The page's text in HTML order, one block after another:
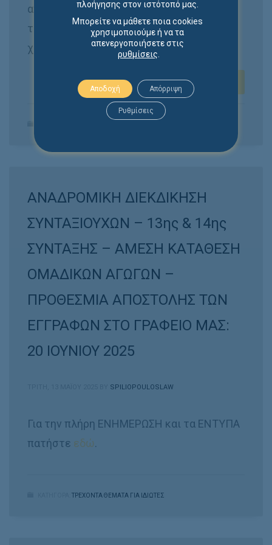
απόφαση που αναγνώριζε την κυριότητά
του επί ακινήτου λόγω έκτακτης
χρησικτησίας.
ΠΕΡΙΣΣΌΤΕΡΑ
ΑΝΑΔΡΟΜΙΚΗ ΔΙΕΚΔΙΚΗΣΗ
ΣΥΝΤΑΞΙΟΥΧΩΝ – 13ης & 14ης
ΣΥΝΤΑΞΗΣ – ΑΜΕΣΗ ΚΑΤΑΘΕΣΗ
ΟΜΑΔΙΚΩΝ ΑΓΩΓΩΝ –
ΠΡΟΘΕΣΜΙΑ ΑΠΟΣΤΟΛΗΣ ΤΩΝ
ΕΓΓΡΑΦΩΝ ΣΤΟ ΓΡΑΦΕΙΟ ΜΑΣ:
20 ΙΟΥΝΙΟΥ 2025
SPILIOPOULOSLAW
Για την πλήρη ΕΝΗΜΕΡΩΣΗ και τα ΕΝΤΥΠΑ
πατήστε εδώ.
ΤΡΕΧΟΝΤΑ ΘΕΜΑΤΑ ΓΙΑ ΙΔΙΩΤΕΣ
πλοήγησης στον ιστότοπό μας.
Μπορείτε να μάθετε ποια cookies
χρησιμοποιούμε ή να τα
απενεργοποιήσετε στις
ρυθμίσεις
Αποδοχή Απόρριψη
Ρυθμίσεις